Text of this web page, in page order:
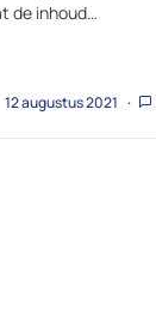
de inhoud…
12 augustus 2021